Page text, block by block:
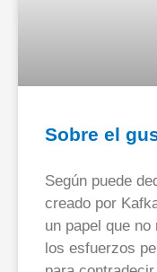
Sobre el
Según puede
creado por
un papel que
los esfuerzos